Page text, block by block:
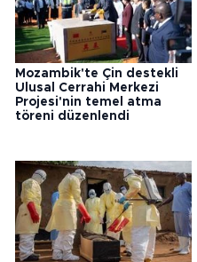
Mozambik'te Çin destekli
Ulusal Cerrahi Merkezi
Projesi'nin temel atma
töreni düzenlendi